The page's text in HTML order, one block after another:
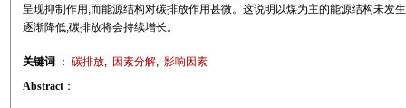
呈现抑制作用,而能源结构对碳排放作用甚微。这说明以煤为主的能源结构未发
逐渐降低,碳排放将会持续增长。
关键词 ： 碳排放, 因素分解, 影响因素
Abstract：